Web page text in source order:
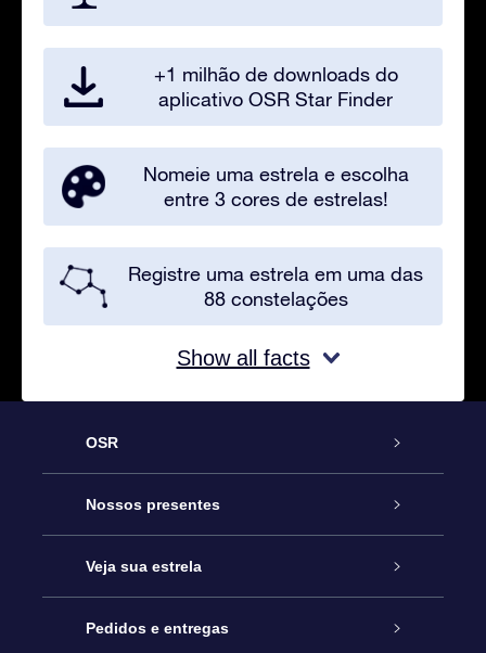
+1 milhão de downloads do
aplicativo OSR Star Finder
Nomeie uma estrela e escolha
entre 3 cores de estrelas!
Registre uma estrela em uma das
88 constelações
Show all facts
OSR
Serviço
Entre em contato conosco
Blog
Nossos presentes
Presente estrelar on-line
Pacote de presente da OSR
Veja sua estrela
Star Register
Pedidos e entregas